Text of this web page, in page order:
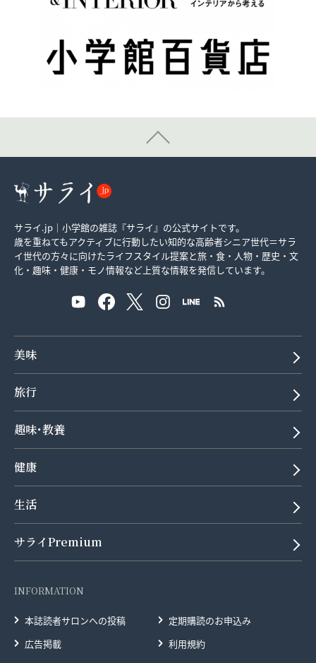
サライ.jp｜小学館の雑誌『サライ』の公式サイトです。
歳を重ねてもアクティブに行動したい知的な高齢者シニア世代＝サラ
イ世代の方々に向けたライフスタイル提案と旅・食・人物・歴史・文
化・趣味・健康・モノ情報など上質な情報を発信しています。
美味
旅行
趣味･教養
健康
生活
サライPremium
INFORMATION
本誌読者サロンへの投稿
定期購読のお申込み
広告掲載
利用規約